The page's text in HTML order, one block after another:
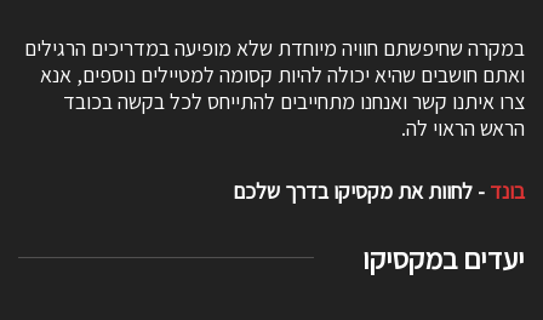
במקרה שחיפשתם חוויה מיוחדת שלא מופיעה במדריכים הרגילים
ואתם חושבים שהיא יכולה להיות קסומה למטיילים נוספים, אנא
צרו איתנו קשר ואנחנו מתחייבים להתייחס לכל בקשה בכובד
הראש הראוי לה.
בונד - לחוות את מקסיקו בדרך שלכם
יעדים במקסיקו